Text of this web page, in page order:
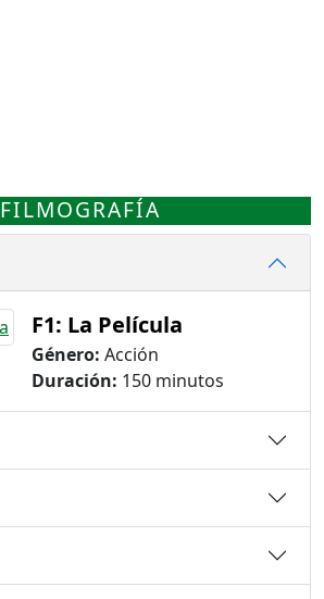
FILMOGRAFÍA
F1: La Película
Género: Acción
Duración: 150 minutos